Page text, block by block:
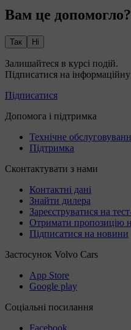
Вам це допомогло?
Так Ні